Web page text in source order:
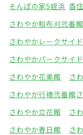
そんぽの家S姪浜 香
さわやか和布刈弐番館
さわやかレークサイ
さわやかパークサイ
さわやか花美館
さ
さわやか行橋弐番館
さわやか立花館
さ
さわやか春日館
さ